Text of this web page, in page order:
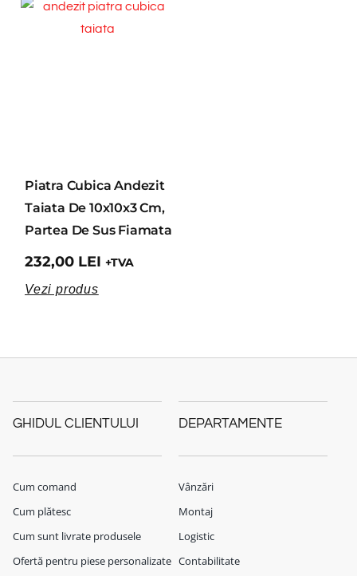
Piatra Cubica Andezit
Taiata De 10x10x3 Cm,
Partea De Sus Fiamata
232,00 LEI +TVA
Vezi produs
GHIDUL CLIENTULUI
Cum comand
Cum plătesc
Cum sunt livrate produsele
Ofertă pentru piese personalizate
DEPARTAMENTE
Vânzări
Montaj
Logistic
Contabilitate